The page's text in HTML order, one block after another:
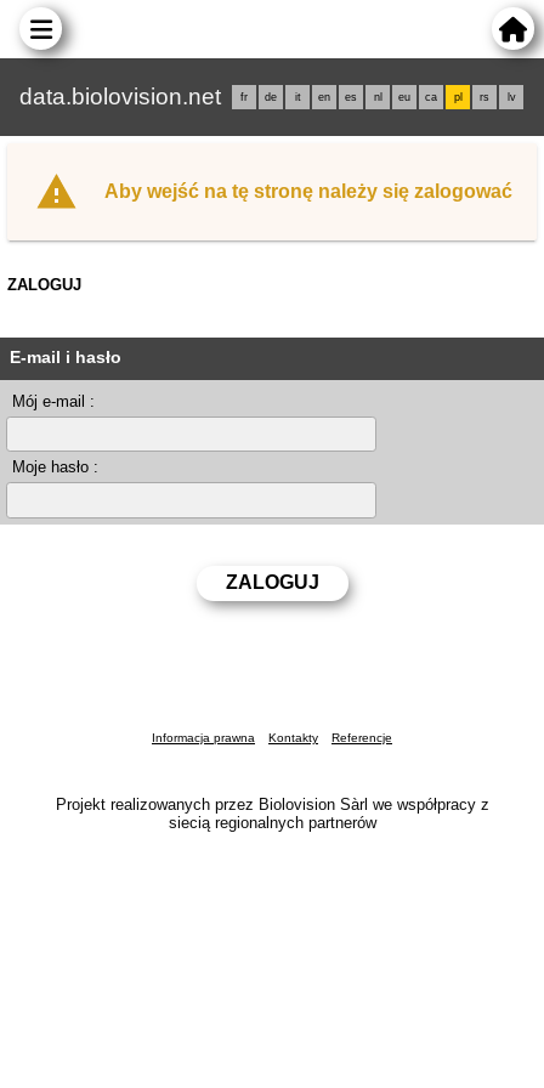
data.biolovision.net fr de it en es nl eu ca pl rs lv
Aby wejść na tę stronę należy się zalogować
ZALOGUJ
E-mail i hasło
Mój e-mail :
Moje hasło :
Informacja prawna Kontakty Referencje
Projekt realizowanych przez Biolovision Sàrl we współpracy z
siecią regionalnych partnerów